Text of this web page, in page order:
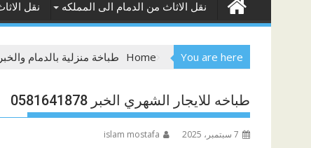
نقل الاثاث من الدمام الى المملكه نقل
You are here
Home طباخة منزلية بالدمام والخبر
طباخه للايجار الشهري الخبر 0581641878
7 سبتمبر، 2025 islam mostafa